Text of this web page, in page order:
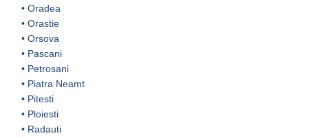
• Oradea
• Orastie
• Orsova
• Pascani
• Petrosani
• Piatra Neamt
• Pitesti
• Ploiesti
• Radauti